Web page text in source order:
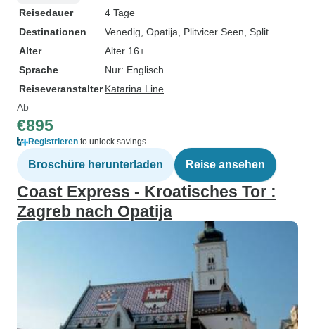
Reisedauer
4 Tage
Destinationen
Venedig , Opatija , Plitvicer Seen , Split
Alter
Alter 16+
Sprache
Nur: Englisch
Reiseveranstalter Katarina Line
Ab
€895
Registrieren to unlock savings
Broschüre herunterladen Reise ansehen
Coast Express - Kroatisches Tor :
Zagreb nach Opatija